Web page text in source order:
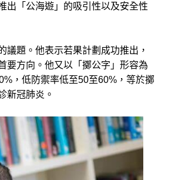
出「公海遊」的吸引性以及安全性
題。他表示若果計劃成功推出，
要方向。他又以「擲公字」形容為
，低防禦率低至50至60%，等於擲
新冠肺炎。